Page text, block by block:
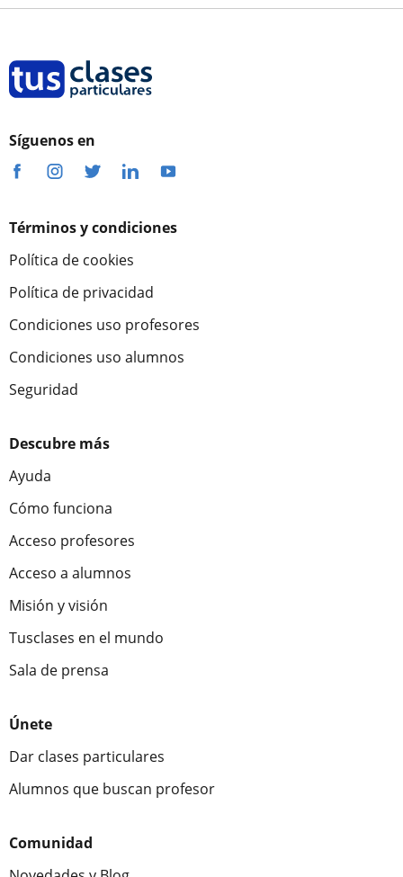
Síguenos en
Términos y condiciones
Política de cookies
Política de privacidad
Condiciones uso profesores
Condiciones uso alumnos
Seguridad
Descubre más
Ayuda
Cómo funciona
Acceso profesores
Acceso a alumnos
Misión y visión
Tusclases en el mundo
Sala de prensa
Únete
Dar clases particulares
Alumnos que buscan profesor
Comunidad